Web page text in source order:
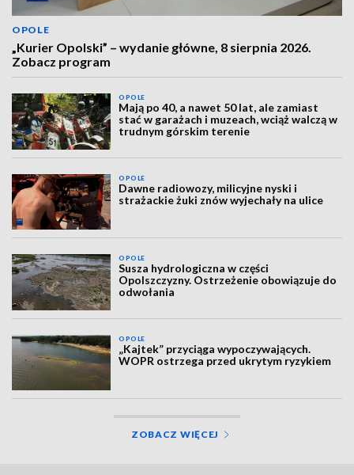
OPOLE
„Kurier Opolski” – wydanie główne, 8 sierpnia 2026.
Zobacz program
OPOLE
Mają po 40, a nawet 50 lat, ale zamiast
stać w garażach i muzeach, wciąż walczą w
trudnym górskim terenie
OPOLE
Dawne radiowozy, milicyjne nyski i
strażackie żuki znów wyjechały na ulice
OPOLE
Susza hydrologiczna w części
Opolszczyzny. Ostrzeżenie obowiązuje do
odwołania
OPOLE
„Kajtek” przyciąga wypoczywających.
WOPR ostrzega przed ukrytym ryzykiem
ZOBACZ WIĘCEJ